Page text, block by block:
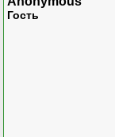
Гость